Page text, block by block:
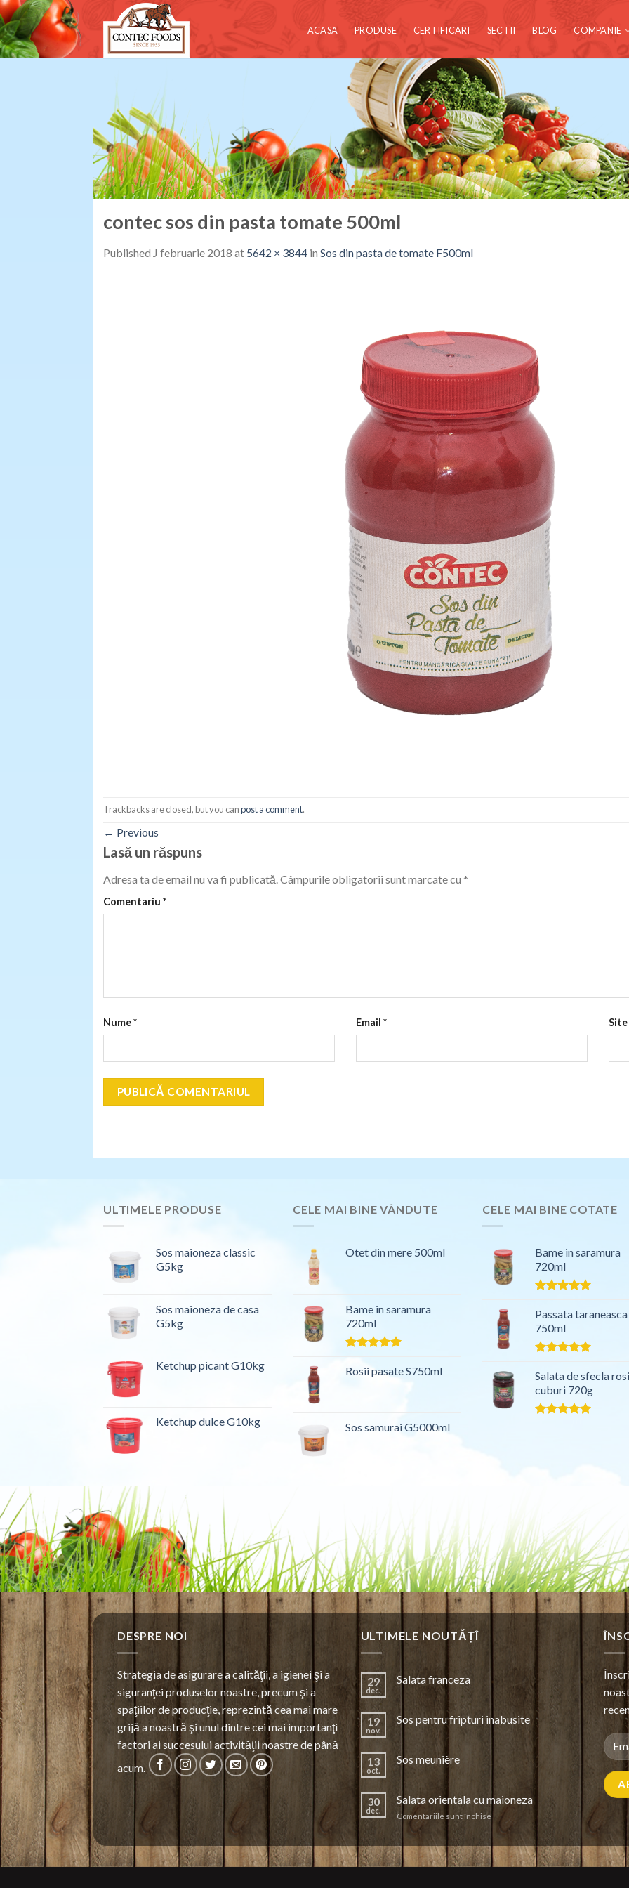
Skip
to
content
ACASA PRODUSE CERTIFICARI SECTII BLOG COMPANIE
contec sos din pasta tomate 500ml
Published J februarie 2018 at 5642 × 3844 in Sos din pasta de tomate F500ml
Trackbacks are closed, but you canpost a comment.
← Previous
Lasă un răspuns
Adresa ta de email nu va fi publicată.Câmpurile obligatorii sunt marcate cu *
Comentariu *
Nume* Email * Site
ULTIMELE PRODUSE
Sos maioneza classic
G5kg
Sos maioneza de casa
G5kg
Ketchup picant G10kg
Ketchup dulce G10kg
CELE MAI BINE VÂNDUTE
Otet din mere 500ml
Bame in saramura
720ml
Evaluat la
5.00din 5
Rosii pasate S750ml
Sos samurai G5000ml
CELE MAI BINE COTATE
Bame in saramura
720ml
5.00din 5
Passata taraneasca
750ml
5.00din 5
Salata de sfecla
cuburi 720g
DESPRE NOI
Strategia de asigurare a calităţii, a igienei şi a
siguranţei produselor noastre, precum şi a
spaţiilor de producţie, reprezintă cea mai mare
grijă a noastră şi unul dintre cei mai importanţi
factori ai succesului activităţii noastre de până
acum.
ULTIMELE NOUTĂȚÎ
29
dec.
Salata franceza
19
nov.
Sos pentru fripturi inabusite
13
oct.
Sos meunière
30
dec.
Salata orientala cu maioneza
Comentariile sunt închisepentru
Salata
maioneza